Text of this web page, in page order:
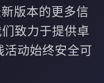
版本的更多信
致力于提供卓
动始终安全可